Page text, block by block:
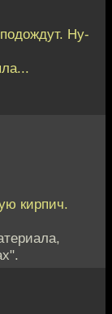
Ну-
кирпич.